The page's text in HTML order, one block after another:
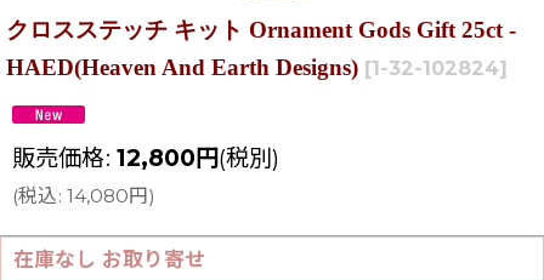
クロスステッチ キット Ornament Gods Gift 25ct -
HAED(Heaven And Earth Designs) [1-32-102824]
販売価格: 12,800 円(税別)
(税込: 14,080円 )
在庫なし お取り寄せ